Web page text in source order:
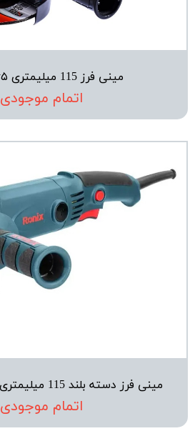
مینی فرز 115 میلیمتری ۵۵۶۵ آروا
اتمام موجودی
مینی فرز دسته بلند 115 میلیمتری 3150N رونیکس
اتمام موجودی